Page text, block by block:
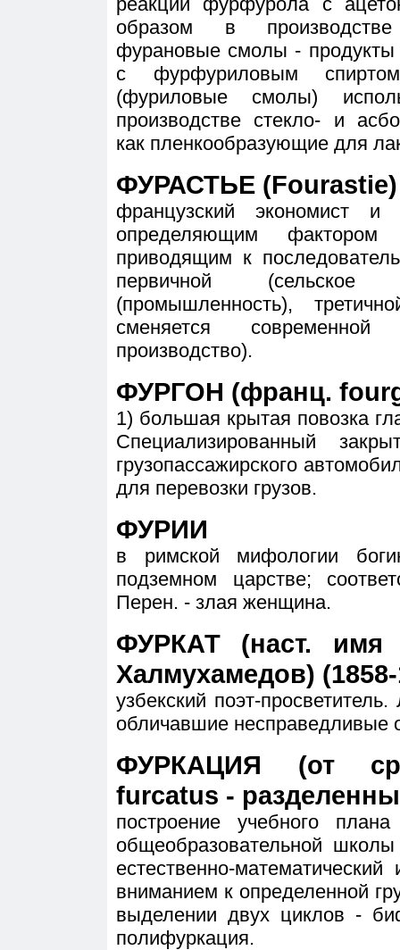
образом в
фурановые смолы -
с фурфуриловым
(фуриловые смолы)
производстве стекло- и
как пленкообразующие для
ФУРАСТЬЕ
французский экономист и
определяющим фактором
приводящим к
первичной (сельское
(промышленность),
сменяется современной
производство).
ФУРГОН (франц.
1) большая крытая повозка
Специализированный
грузопассажирского
для перевозки грузов.
ФУРИИ
в римской мифологии
подземном царстве;
Перен. - злая женщина.
ФУРКАТ (наст.
Халмухамедов)
узбекский поэт-
обличавшие несправедливые
ФУРКАЦИЯ (от
furcatus -
построение учебного
общеобразовательной
естественно-
вниманием к определенной
выделении двух циклов -
полифуркация.